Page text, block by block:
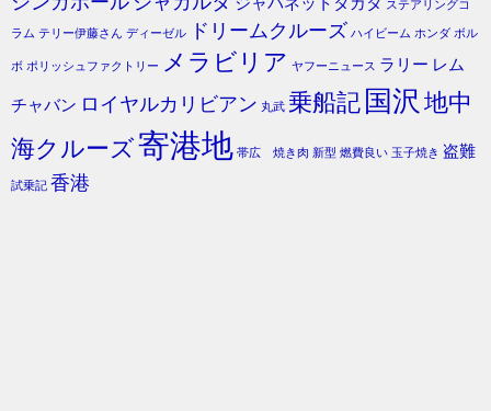
ジャパネットタカタ ステアリングコ
ラム テリー伊藤さん ディーゼル ドリームクルーズ ハイビーム ホンダ ボル
ボ ポリッシュファクトリー メラビリア ヤフーニュース ラリー レム
チャバン ロイヤルカリビアン 丸武 乗船記 国沢 地中
海クルーズ寄港地 帯広 焼き肉 新型 燃費良い 玉子焼き 盗難
試乗記 香港